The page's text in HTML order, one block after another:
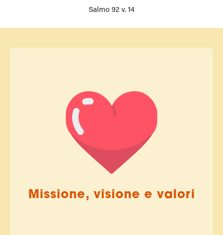
Salmo 92 v. 14
Missione, visione e valori